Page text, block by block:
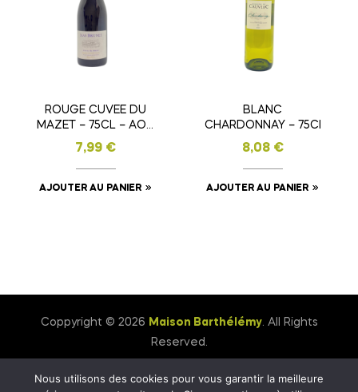
ROUGE CUVEE DU
MAZET – 75CL – AOC
LANGUEDOC
7,99 €
AJOUTER AU PANIER
BLANC
CHARDONNAY – 75Cl
8,08 €
AJOUTER AU PANIER
Coppyright © 2026 Maison Barthélémy. All Rights
Reserved.
Nous utilisons des cookies pour vous garantir la meilleure